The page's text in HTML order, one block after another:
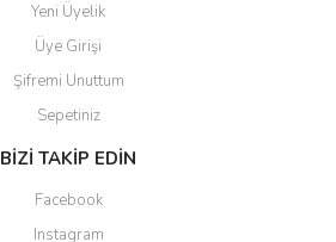
Yeni Üyelik
Üye Girişi
Şifremi Unuttum
Sepetiniz
BİZİ TAKİP EDİN
Facebook
Instagram